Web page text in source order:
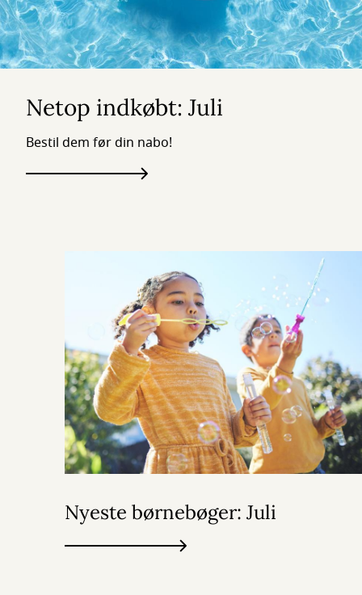
Netop indkøbt: Juli
Bestil dem før din nabo!
Nyeste børnebøger: Juli